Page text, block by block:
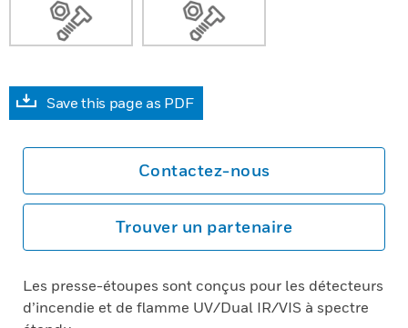
Save this page as PDF
Contactez-nous
Trouver un partenaire
Les presse-étoupes sont conçus pour les détecteurs
d’incendie et de flamme UV/Dual IR/VIS à spectre